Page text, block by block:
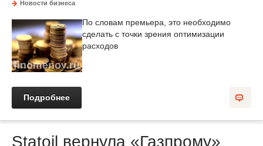
Новости бизнеса
По словам премьера, это необходимо
сделать с точки зрения оптимизации
расходов
Подробнее
Statoil вернула «Газпрому»